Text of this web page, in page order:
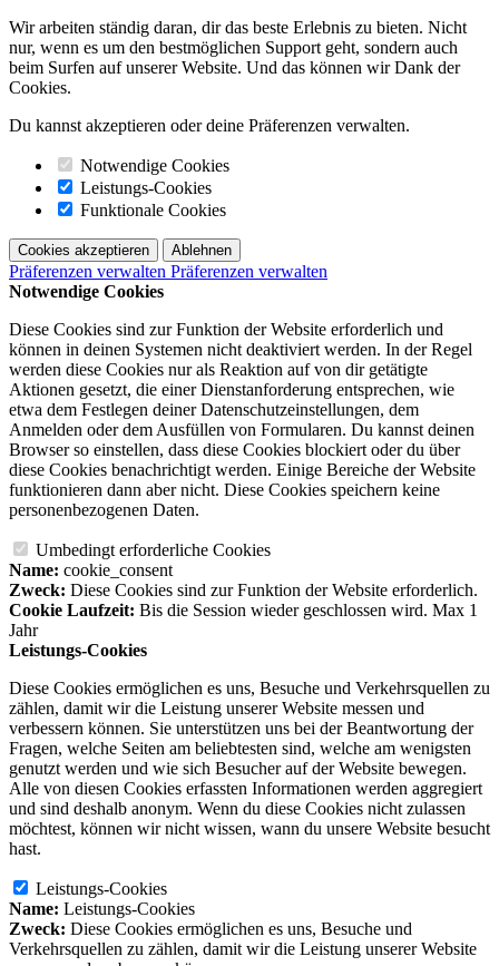
Wir arbeiten ständig daran, dir das beste Erlebnis zu bieten. Nicht
nur, wenn es um den bestmöglichen Support geht, sondern auch
beim Surfen auf unserer Website. Und das können wir Dank der
Cookies.
Du kannst akzeptieren oder deine Präferenzen verwalten.
Notwendige Cookies
Leistungs-Cookies
Funktionale Cookies
Cookies akzeptieren Ablehnen
Präferenzen verwalten Präferenzen verwalten
Notwendige Cookies
Diese Cookies sind zur Funktion der Website erforderlich und
können in deinen Systemen nicht deaktiviert werden. In der Regel
werden diese Cookies nur als Reaktion auf von dir getätigte
Aktionen gesetzt, die einer Dienstanforderung entsprechen, wie
etwa dem Festlegen deiner Datenschutzeinstellungen, dem
Anmelden oder dem Ausfüllen von Formularen. Du kannst deinen
Browser so einstellen, dass diese Cookies blockiert oder du über
diese Cookies benachrichtigt werden. Einige Bereiche der Website
funktionieren dann aber nicht. Diese Cookies speichern keine
personenbezogenen Daten.
Umbedingt erforderliche Cookies
Name: cookie_consent
Zweck: Diese Cookies sind zur Funktion der Website erforderlich.
Cookie Laufzeit: Bis die Session wieder geschlossen wird. Max 1
Jahr
Leistungs-Cookies
Diese Cookies ermöglichen es uns, Besuche und Verkehrsquellen zu
zählen, damit wir die Leistung unserer Website messen und
verbessern können. Sie unterstützen uns bei der Beantwortung der
Fragen, welche Seiten am beliebtesten sind, welche am wenigsten
genutzt werden und wie sich Besucher auf der Website bewegen.
Alle von diesen Cookies erfassten Informationen werden aggregiert
und sind deshalb anonym. Wenn du diese Cookies nicht zulassen
möchtest, können wir nicht wissen, wann du unsere Website besucht
hast.
Leistungs-Cookies
Name: Leistungs-Cookies
Zweck: Diese Cookies ermöglichen es uns, Besuche und
Verkehrsquellen zu zählen, damit wir die Leistung unserer Website